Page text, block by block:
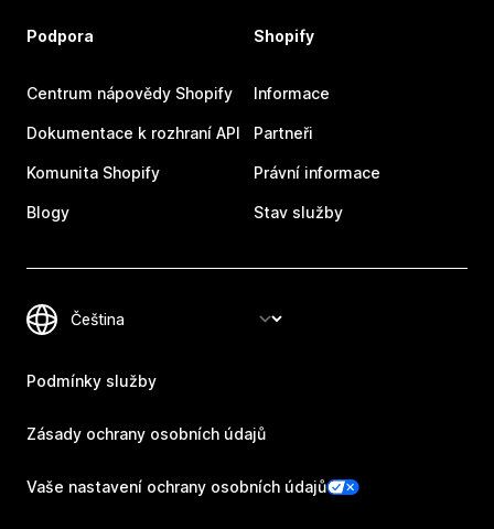
Podpora
Centrum nápovědy Shopify
Dokumentace k rozhraní API
Komunita Shopify
Blogy
Shopify
Informace
Partneři
Právní informace
Stav služby
Podmínky služby
Zásady ochrany osobních údajů
Vaše nastavení ochrany osobních údajů